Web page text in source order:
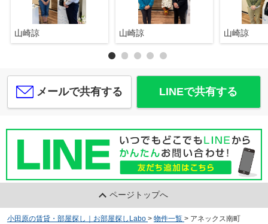
山崎諒 山崎諒 山崎諒
メールで共有する LINEで共有する
ページトップへ
小田原の賃貸・部屋探し｜お部屋探しLabo > 物件一覧 > アネックス南町